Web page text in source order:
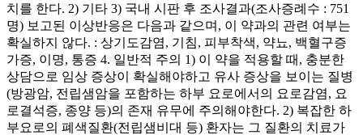
치를 한다. 2) 기타 3) 국내 시판 후 조사결과(조사증례수 : 751
명) 보고된 이상반응은 다음과 같으며, 이 약과의 관련 여부는
확실하지 않다. : 상기도감염, 기침, 피부착색, 약뇨, 백혈구증
가증, 이명, 통증 4. 일반적 주의 1) 이 약을 적용할 때, 충분한
상담으로 임상 증상이 확실해야하고 유사 증상을 보이는 질병
(방광암, 전립샘암을 포함하는 하부 요로에서의 요로감염, 요
로결석증, 종양 등)의 존재 유무에 주의해야한다. 2) 복잡한 하
부요로의 폐색질환(전립샘비대 등) 환자는 그 질환의 치료가